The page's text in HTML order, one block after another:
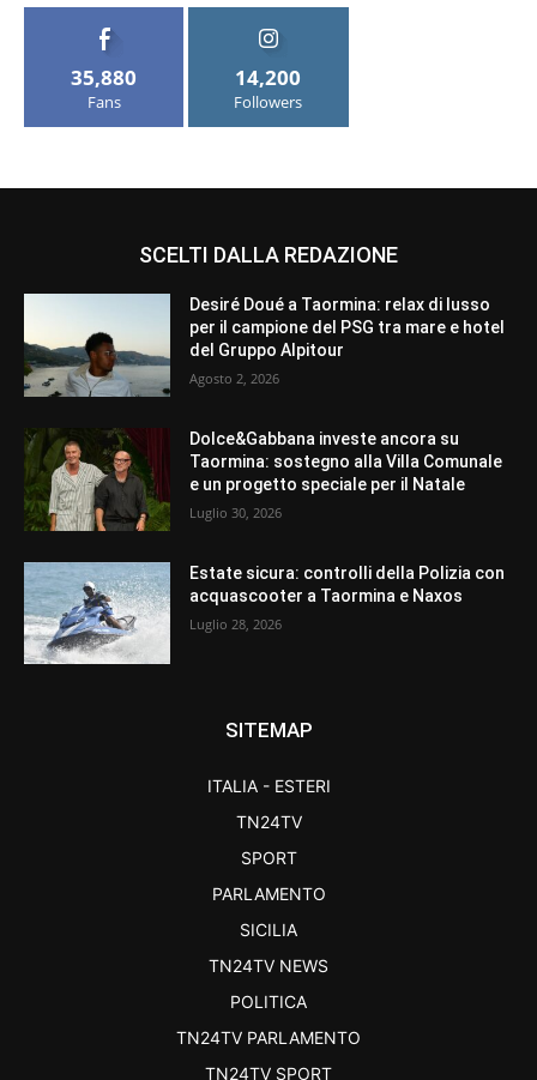
35,880
Fans
14,200
Followers
SCELTI DALLA REDAZIONE
Desiré Doué a Taormina: relax di lusso
per il campione del PSG tra mare e hotel
del Gruppo Alpitour
Agosto 2, 2026
Dolce&Gabbana investe ancora su
Taormina: sostegno alla Villa Comunale
e un progetto speciale per il Natale
Luglio 30, 2026
Estate sicura: controlli della Polizia con
acquascooter a Taormina e Naxos
Luglio 28, 2026
SITEMAP
ITALIA - ESTERI
TN24TV
SPORT
PARLAMENTO
SICILIA
TN24TV NEWS
POLITICA
TN24TV PARLAMENTO
TN24TV SPORT